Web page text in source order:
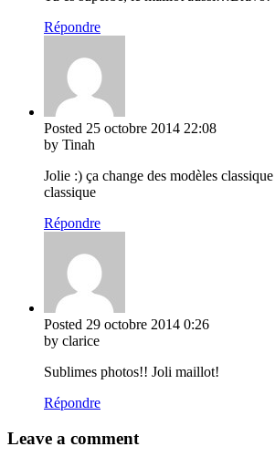
Répondre
Posted 25 octobre 2014 22:08
by Tinah
Jolie :) ça change des modèles
classique
Répondre
Posted 29 octobre 2014 0:26
by clarice
Sublimes photos!! Joli maillot!
Répondre
Leave a comment